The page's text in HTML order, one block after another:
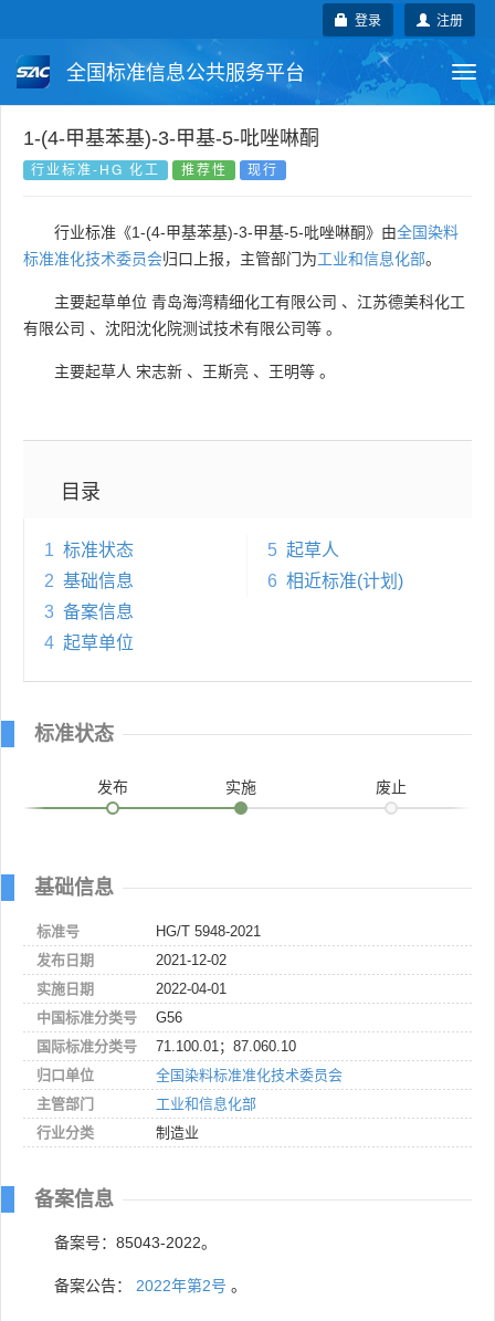
注册
登录
全国标准信息公共服务平台
国家标准 行业标准
国外标准 技术委员会
1-(4-甲基苯基)-3-甲基-5-吡唑啉酮
行业标准-HG 化工 推荐性 现行
行业标准《1-(4-甲基苯基)-3-甲基-5-吡唑啉酮》由全国染料
标准准化技术委员会归口上报，主管部门为工业和信息化部。
主要起草单位 青岛海湾精细化工有限公司 、 江苏德美科化工
有限公司 、 沈阳沈化院测试技术有限公司等 。
主要起草人 宋志新 、 王斯亮 、 王明等 。
目录
1 标准状态
2 基础信息
3 备案信息
4 起草单位
5 起草人
6 相近标准(计划)
标准状态
发布 实施 废止
基础信息
标准号
HG/T 5948-2021
发布日期
2021-12-02
实施日期
2022-04-01
中国标准分类号
G56
国际标准分类号
71.100.01；87.060.10
归口单位
全国染料标准准化技术委员会
主管部门
工业和信息化部
行业分类
制造业
备案信息
备案号：85043-2022。
备案公告： 2022年第2号 。